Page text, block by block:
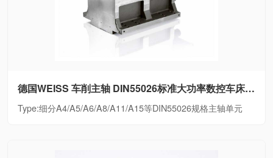
德国WEISS 车削主轴 DIN55026标准大功率数控车床电主轴细分A4/A5/A6/A8/A11/A15等DIN55026规格主轴单元
Type:细分A4/A5/A6/A8/A11/A15等DIN55026规格主轴单元